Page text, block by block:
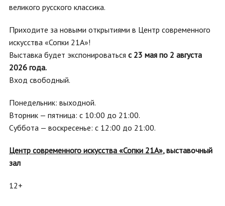
великого русского классика.
Приходите за новыми открытиями в Центр современного
искусства «Сопки 21А»!
Выставка будет экспонироваться с 23 мая по 2 августа
2026 года.
Вход свободный.
Понедельник: выходной.
Вторник — пятница: с 10:00 до 21:00.
Суббота — воскресенье: с 12:00 до 21:00.
Центр современного искусства «Сопки 21А», выставочный
зал
12+